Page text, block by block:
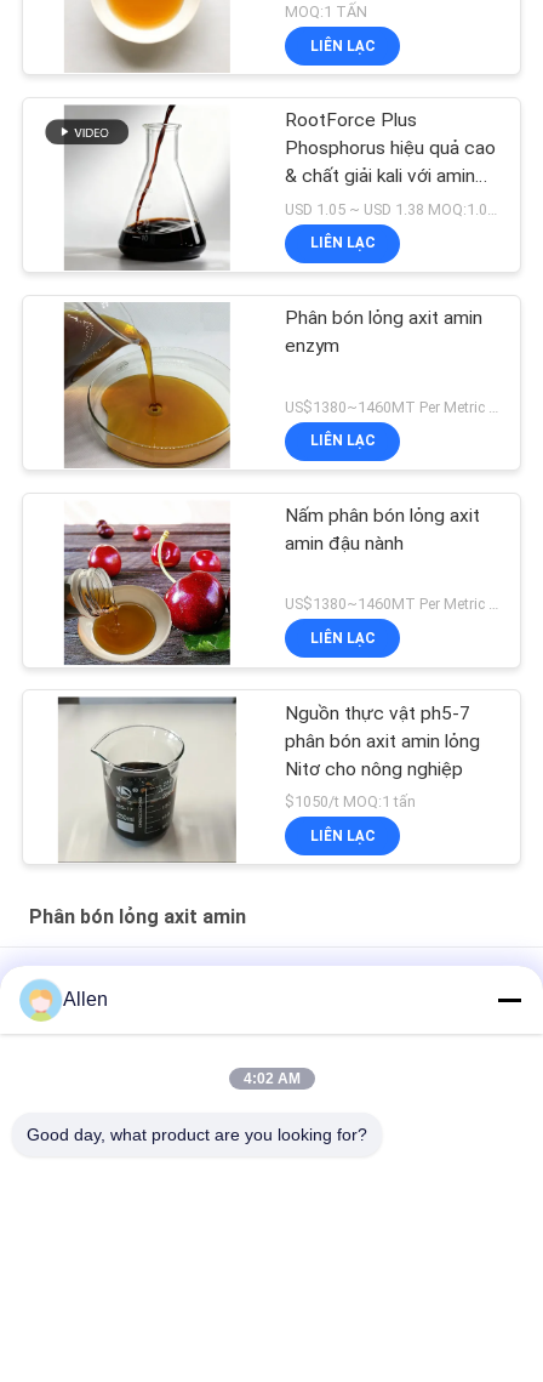
MOQ:1 TẤN
LIÊN LẠC
RootForce Plus
Phosphorus hiệu quả cao
& chất giải kali với amino
acid chelates cho hệ
thống rễ mạnh mẽ hơn
LIÊN LẠC
Phân bón lỏng axit amin
enzym
LIÊN LẠC
Nấm phân bón lỏng axit
amin đậu nành
US$1380~1460MT Per Metric Ton MOQ:1200kg
LIÊN LẠC
Nguồn thực vật ph5-7
phân bón axit amin lỏng
Nitơ cho nông nghiệp
$1050/t MOQ:1 tấn
LIÊN LẠC
Phân bón lỏng axit amin
OMRI Enzymatic Hydrolysis dựa trên đậu nành axit amin Lỏng
50% Nitơ hữu cơ 8-0-0
bón lỏng 45% chống căng thẳng cho cây trồng
Allen
4:02 AM
Good day, what product are you looking for?